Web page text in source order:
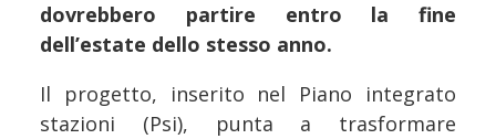
dovrebbero partire entro la fine
dell’estate dello stesso anno.
Il progetto, inserito nel Piano integrato
stazioni (Psi), punta a trasformare